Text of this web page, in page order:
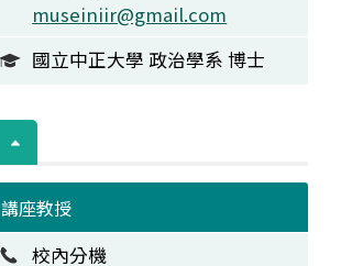
museiniir@gmail.com
國立中正大學 政治學系 博士
講座教授
校內分機